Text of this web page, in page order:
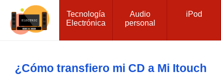
Tecnología
Electrónica
Audio
personal
iPod
¿Cómo transfiero mi CD a Mi Itouch